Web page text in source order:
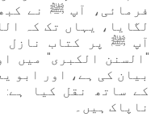
فرمائی، آپ ﷺ نے
لگایا، یہاں تک کہ
آپ ﷺ پر کتاب نازل
"السنن الكبرى" میں
بیان کی ہے، اور ابو
کے ساتھ نقل کیا ہے:
ناپاک ہیں۔